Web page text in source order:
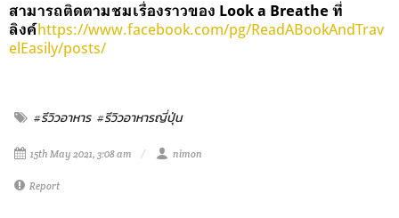
สามารถติดตามชมเรื่องราวของ Look a Breathe ที่
ลิงค์https://www.facebook.com/pg/ReadABookAndTrav
elEasily/posts/
#รีวิวอาหาร #รีวิวอาหารญี่ปุ่น
15th May 2021, 3:08 am nimon
Report